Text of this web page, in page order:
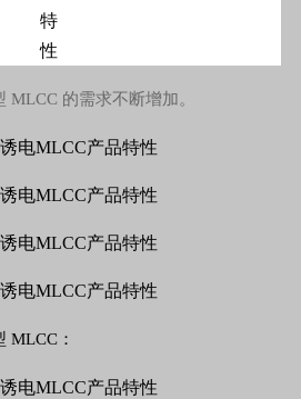
的需求不断增加。
MLCC：